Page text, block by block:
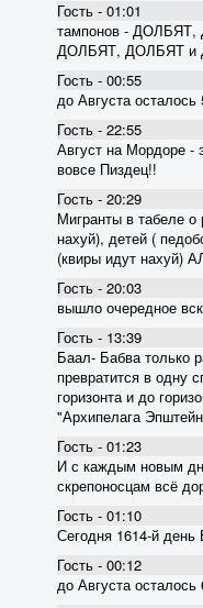
Гость - 01:01
тампонов -
ДОЛБЯТ, ДОЛБЯТ и
Гость - 00:55
до Августа осталось
Гость - 22:55
Август на Мордоре -
вовсе Пиздец!!
Гость - 20:29
Мигранты в табеле
нахуй), детей (
(квиры идут нахуй)
Гость - 20:03
вышло очередное
Гость - 13:39
Баал- Бабва только
превратится в одну
горизонта и до
"Архипелага
Гость - 01:23
И с каждым новым
скрепоносцам всё
Гость - 01:10
Сегодня 1614-й день
Гость - 00:12
до Августа осталось